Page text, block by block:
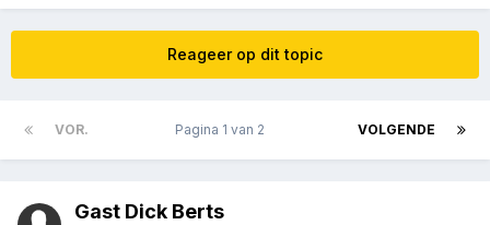
Reageer op dit topic
VOR. VOLGENDE
Pagina 1 van 2
Gast Dick Berts